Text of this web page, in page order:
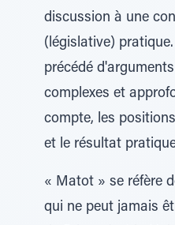
discussion à une
(législative)
précédé
complexes et
compte, les
et le résultat
« Matot » se réfère
qui ne peut jamais